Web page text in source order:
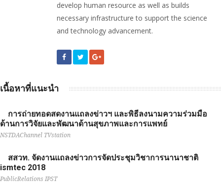
develop human resource as well as builds
necessary infrastructure to support the science
and technology advancement.
เนื้อหาที่แนะนำ
การถ่ายทอดสดงานแถลงข่าวฯ และพิธีลงนามความร่วมมือ
ด้านการวิจัยและพัฒนาด้านสุขภาพและการแพทย์
NSTDAChannel TVstation
สสวท. จัดงานแถลงข่าวการจัดประชุมวิชาการนานาชาติ
ismtec 2018
PublicRelations IPST